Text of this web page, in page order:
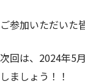
ご参加いただいた
次回は、2024年5
しましょう！！